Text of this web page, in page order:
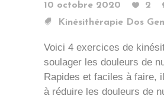
10 octobre 2020 2
Kinésithérapie Dos
Voici 4 exercices de
soulager les douleurs de
Rapides et faciles à faire,
à réduire les douleurs de